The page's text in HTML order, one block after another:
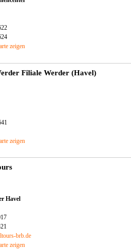
zeigen
Filiale Werder (Havel)
zeigen
Havel
brb.de
zeigen